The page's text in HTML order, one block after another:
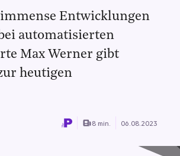
Entwicklungen
automatisierten
Max Werner gibt
heutigen
8 min. 06.08.2023